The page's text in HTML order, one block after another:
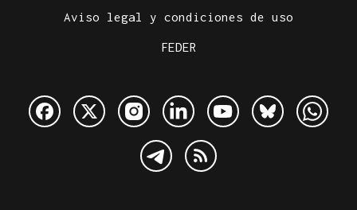
Aviso legal y condiciones de uso
FEDER